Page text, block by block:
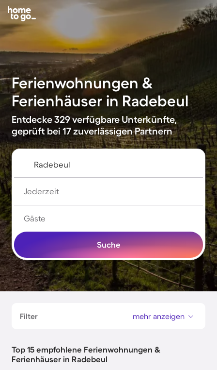
Ferienwohnungen &
Ferienhäuser in Radebeul
Entdecke 329 verfügbare Unterkünfte,
geprüft bei 17 zuverlässigen Partnern
Jederzeit
Gäste
Suche
Filter mehr anzeigen
Top 15 empfohlene Ferienwohnungen &
Ferienhäuser in Radebeul